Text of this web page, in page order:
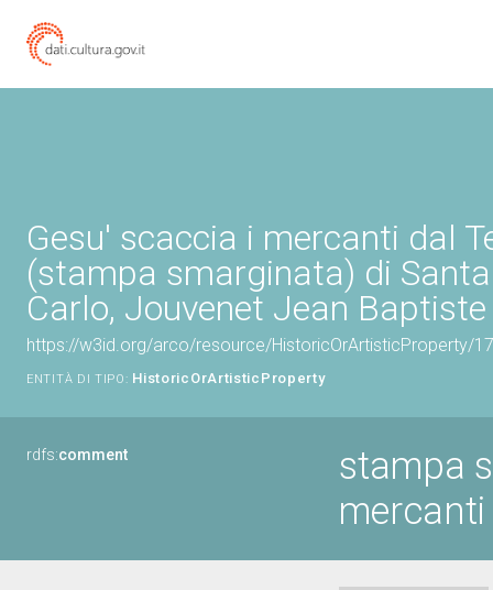
Gesu' scaccia i mercanti dal
(stampa smarginata) di
Carlo, Jouvenet Jean
https://w3id.org/arco/resource/HistoricOrArtisticProperty/
ENTITÀ DI TIPO: HistoricOrArtisticProperty
rdfs:comment
stampa